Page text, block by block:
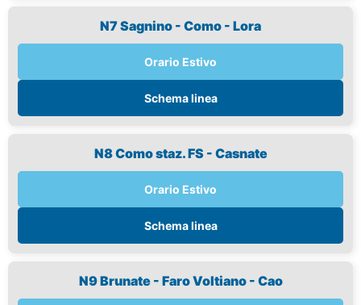
N7 Sagnino - Como - Lora
Orario Estivo
Schema linea
N8 Como staz. FS - Casnate
Orario Estivo
Schema linea
N9 Brunate - Faro Voltiano - Cao